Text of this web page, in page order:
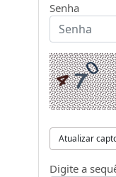
Senha
Atualizar
Digite a